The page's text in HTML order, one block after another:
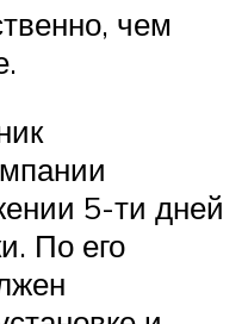
чем
5-ти дней
По его